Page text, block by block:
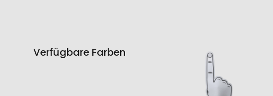
Verfügbare Farben